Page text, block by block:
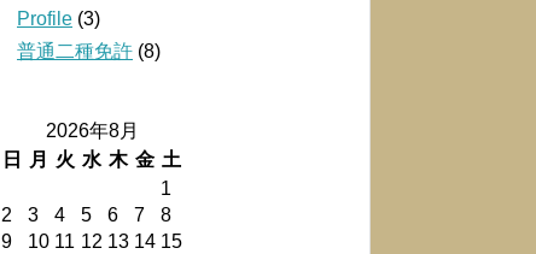
Profile (3)
普通二種免許 (8)
2026年8月
日
月 火 水 木 金 土
1
2
3 4 5 6 7
8
9
10 11 12 13 14 15